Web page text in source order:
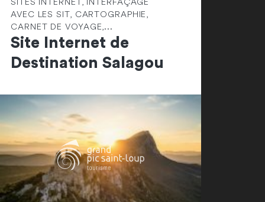
AVEC LES SIT, CARTOGRAPHIE,
CARNET DE VOYAGE,...
Site Internet de
Destination Salagou